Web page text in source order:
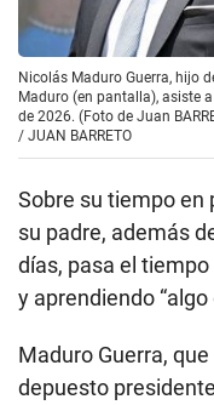
Nicolás Maduro Guerra, hijo
Maduro (en pantalla), asiste
de 2026. (Foto de Juan
/ JUAN BARRETO
Sobre su tiempo en
su padre, además
días, pasa el
y aprendiendo “algo
Maduro Guerra,
depuesto